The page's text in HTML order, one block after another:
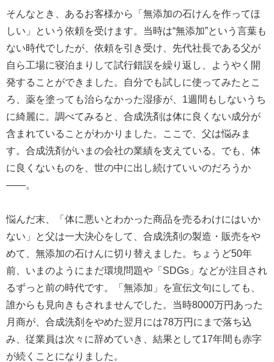
そんなとき、あるお客様から「無添加の石けんを作ってほ
しい」という依頼を受けます。当時は“無添加”という言葉も
ない時代でしたが、依頼を引き受け、先代社長である父が
自ら工場に寝泊まりして試行錯誤を繰り返し、ようやく開
発することができました。自分でも試しに使ってみたとこ
ろ、薬を塗っても治らなかった湿疹が、1週間もしないうち
に綺麗に。調べてみると、合成洗剤は体に良くない成分が
含まれていることがわかりました。ここで、父は悩みま
す。合成洗剤がいまの会社の業績を支えている。でも、体
に良くないものを、世の中に出し続けていいのだろうか
――。
悩んだ末、「体に悪いとわかった商品を売るわけにはいか
ない」と父は一大決心をして、合成洗剤の製造・販売をや
めて、無添加の石けんに切り替えました。ちょうど50年
前、いまのようにまだ環境問題や「SDGs」などが注目され
るずっと前の時代です。「無添加」を宣伝文句にしても、
誰からも見向きもされませんでした。当時8000万円あった
月商が、合成洗剤をやめた翌月には78万円にまで落ち込
み、従業員は次々に辞めていき、結果として17年間も赤字
が続くことになりました。